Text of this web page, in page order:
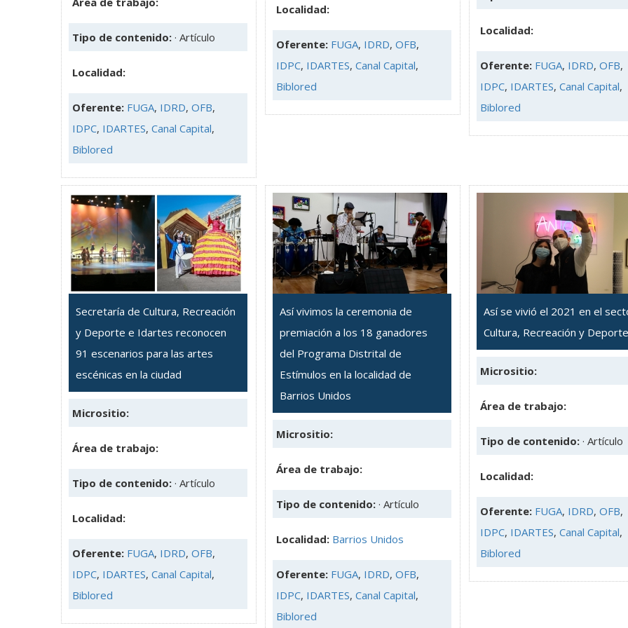
Tipo de contenido: · Artículo
Localidad:
Oferente: FUGA, IDRD, OFB,
IDPC, IDARTES, Canal Capital,
Biblored
Localidad:
Oferente: FUGA, IDRD, OFB,
IDPC, IDARTES, Canal Capital,
Biblored
Localidad:
Oferente: FUGA, IDRD, OFB,
IDPC, IDARTES, Canal Capital,
Biblored
Secretaría de Cultura, Recreación
y Deporte e Idartes reconocen
91 escenarios para las artes
escénicas en la ciudad
Micrositio:
Área de trabajo:
Tipo de contenido: · Artículo
Localidad:
Oferente: FUGA, IDRD, OFB,
IDPC, IDARTES, Canal Capital,
Biblored
Así vivimos la ceremonia de
premiación a los 18 ganadores
del Programa Distrital de
Estímulos en la localidad de
Barrios Unidos
Micrositio:
Área de trabajo:
Tipo de contenido: · Artículo
Localidad: Barrios Unidos
Oferente: FUGA, IDRD, OFB,
IDPC, IDARTES, Canal Capital,
Biblored
Así se vivió el 2021 en el
Cultura, Recreación y Deporte
Micrositio:
Área de trabajo:
Tipo de contenido: · Artículo
Localidad:
Oferente: FUGA, IDRD, OFB,
IDPC, IDARTES, Canal Capital,
Biblored